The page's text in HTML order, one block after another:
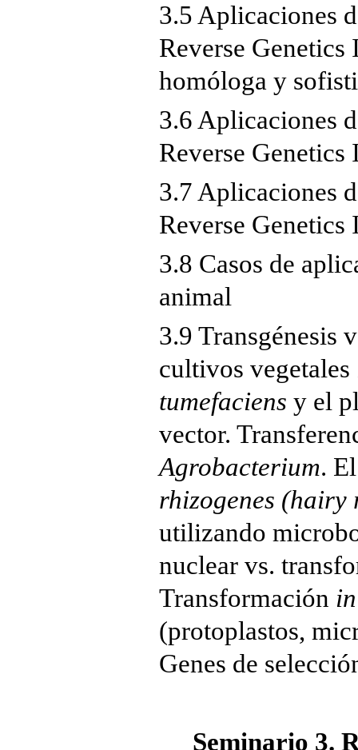
3.5 Aplicaciones
Reverse
homóloga y
3.6 Aplicaciones
Reverse
3.7 Aplicaciones
Reverse
3.8 Casos de
animal
3.9 Transgénesis
cultivos vegetales
tumefaciens y el
vector.
Agrobacterium.
rhizogenes (hairy
utilizando
nuclear vs.
Transformación
(protoplastos,
Genes de
Seminario 3.